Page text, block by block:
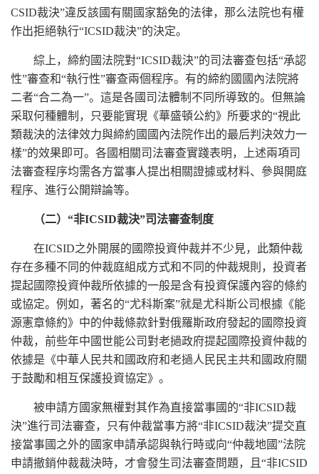
CSID裁決”違反該國有關國家豁免的法律，那么法院也有權
作出拒絕執行“ICSID裁決”的決定。
綜上，締約國法院對“ICSID裁決”的司法審查包括“承認
性”審查和“執行性”審查兩個程序。有的締約國國內法院將
二者“合二為一”。這是各國司法體制不同所導致的。但無論
采取何種體制，只要能實現《華盛頓公約》所要求的“視此
類裁決的法律效力與締約國國內法院作出的最后判決效力一
樣”的效果即可。各國相關司法審查實踐表明，上述兩項司
法審查程序均需各方當事人提出相關證據或材料、參與開庭
程序、進行公開辯論等。
（二）“非ICSID裁決”司法審查制度
在ICSID之外開展的國際投資仲裁并不少見，此類仲裁
存在多種不同的仲裁庭組成方式和不同的仲裁規則，投資者
提起國際投資仲裁所依據的一般是含有投資保護內容的條約
或協定。例如，著名的“尤科斯案”就是尤科斯公司根據《能
源憲章條約》中的仲裁條款針對俄羅斯政府發起的國際投資
仲裁，前些年中國世能公司對老撾政府提起國際投資仲裁的
依據是《中華人民共和國政府和老撾人民民主共和國政府關
于鼓勵和相互保護投資協定》。
被申請方國家無權對其作為直接當事國的“非ICSID裁
決”進行司法審查，只有仲裁當事方將“非ICSID裁決”提交直
接當事國之外的國家申請承認與執行時或向“仲裁地國”法院
申請撤銷仲裁裁決時，才會發生司法審查問題，且“非ICSID